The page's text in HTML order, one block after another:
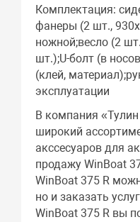
Комплектация:
фанеры (2 шт.,
ножной;весло (2
шт.);U-болт (в
(клей,
эксплуатации
В компания
широкий
акссесуаров для
продажу WinBoat
WinBoat 375 R
но и заказать
WinBoat 375 R вы